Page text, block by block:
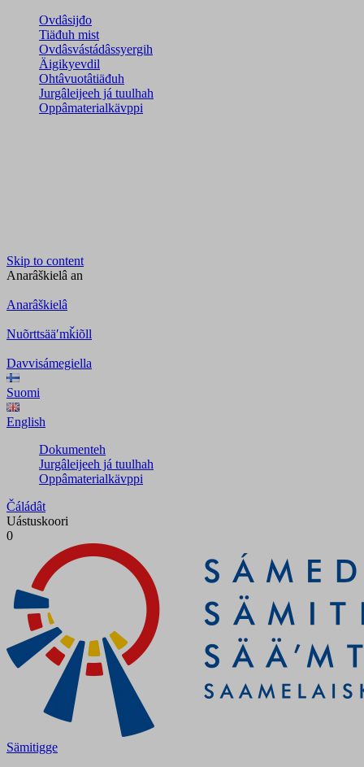
Ovdâsijđo
Tiäđuh mist
Ovdâsvástádâssyergih
Äigikyevdil
Ohtâvuotâtiäđuh
Jurgâleijeeh já tuulhah
Oppâmaterialkävppi
Skip to content
Anarâškielâ an
Anarâškielâ
Nuõrttsääʹmǩiõll
Davvisámegiella
Suomi
English
Dokumenteh
Jurgâleijeeh já tuulhah
Oppâmaterialkävppi
Čáládât
Uástuskoori
0
Sämitigge